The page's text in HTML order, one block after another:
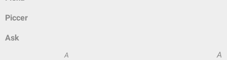
Piccer
Ask
A A